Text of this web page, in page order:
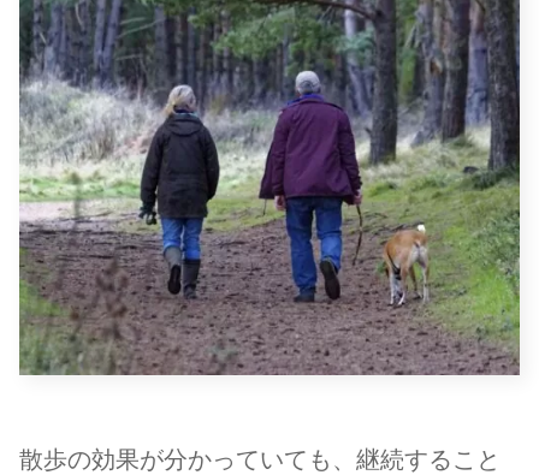
散歩の効果が分かっていても、継続すること